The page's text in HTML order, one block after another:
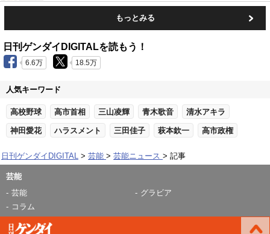
もっとみる
日刊ゲンダイDIGITALを読もう！
6.6万 18.5万
人気キーワード
高校野球 高市首相 三山凌輝 青木歌音 清水アキラ
神田愛花 ハラスメント 三田佳子 萩本欽一 高市政権
日刊ゲンダイDIGITAL 芸能 芸能ニュース 記事
芸能
芸能
グラビア
コラム